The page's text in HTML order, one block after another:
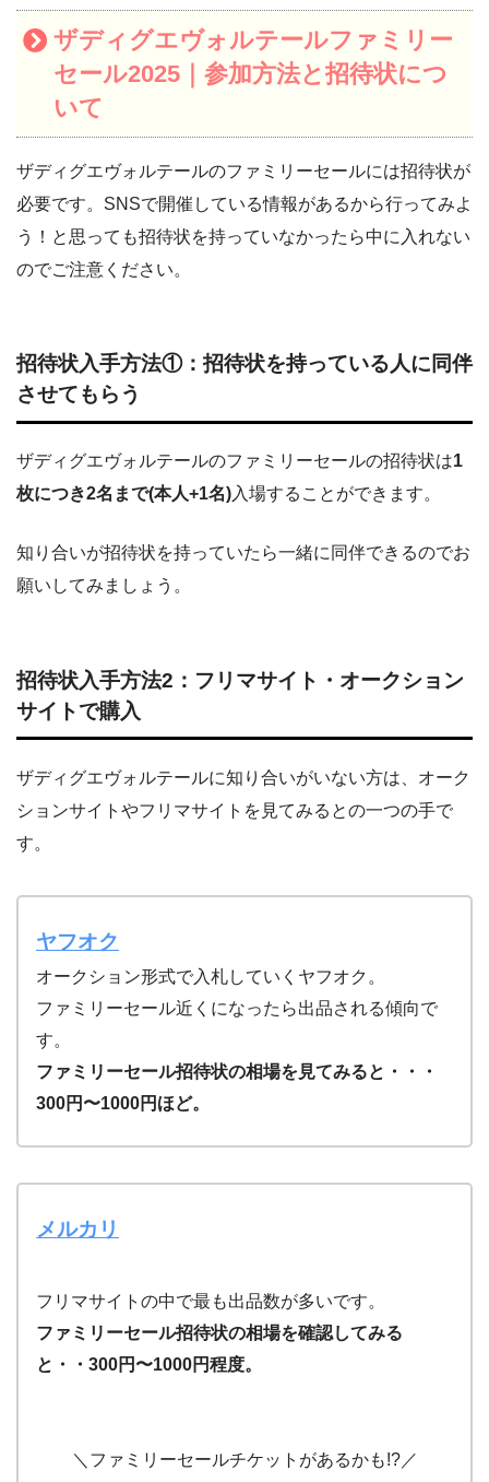
ザディグエヴォルテールファミリー
セール2025｜参加方法と招待状につ
いて
ザディグエヴォルテールのファミリーセールには招待状が
必要です。SNSで開催している情報があるから行ってみよ
う！と思っても招待状を持っていなかったら中に入れない
のでご注意ください。
招待状入手方法①：招待状を持っている人に同伴
させてもらう
ザディグエヴォルテールのファミリーセールの招待状は1
枚につき2名まで(本人+1名)入場することができます。
知り合いが招待状を持っていたら一緒に同伴できるのでお
願いしてみましょう。
招待状入手方法2：フリマサイト・オークション
サイトで購入
ザディグエヴォルテールに知り合いがいない方は、オーク
ションサイトやフリマサイトを見てみるとの一つの手で
す。
ヤフオク
オークション形式で入札していくヤフオク。
ファミリーセール近くになったら出品される傾向で
す。
ファミリーセール招待状の相場を見てみると・・・
300円〜1000円ほど。
メルカリ
フリマサイトの中で最も出品数が多いです。
ファミリーセール招待状の相場を確認してみる
と・・300円〜1000円程度。
＼ファミリーセールチケットがあるかも!?／